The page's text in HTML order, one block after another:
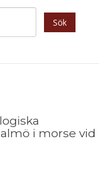
Sök
i morse vid